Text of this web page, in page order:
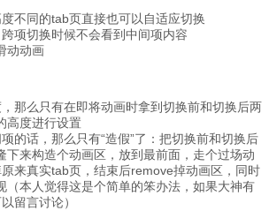
不同的tab页直接也可以自适应切换
项切换时候不会看到中间项内容
动动画
那么只有在即将动画时拿到切换前和切换后两
高度进行设置
的话，那么只有“造假”了：把切换前和切换后
下来构造个动画区，放到最前面，走个过场动
来真实tab页，结束后remove掉动画区，同时
（本人觉得这是个简单的笨办法，如果大神有
留言讨论）